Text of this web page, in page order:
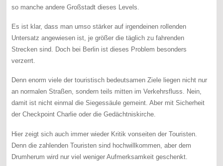
so manche andere Großstadt dieses Levels.
Es ist klar, dass man umso stärker auf irgendeinen rollenden
Untersatz angewiesen ist, je größer die täglich zu fahrenden
Strecken sind. Doch bei Berlin ist dieses Problem besonders
verzerrt.
Denn enorm viele der touristisch bedeutsamen Ziele liegen nicht nur
an normalen Straßen, sondern teils mitten im Verkehrsfluss. Nein,
damit ist nicht einmal die Siegessäule gemeint. Aber mit Sicherheit
der Checkpoint Charlie oder die Gedächtniskirche.
Hier zeigt sich auch immer wieder Kritik vonseiten der Touristen.
Denn die zahlenden Touristen sind hochwillkommen, aber dem
Drumherum wird nur viel weniger Aufmerksamkeit geschenkt.